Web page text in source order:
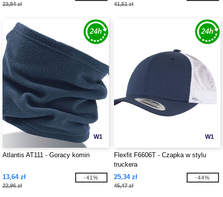
23,84 zł 41,51 zł
W1
Atlantis AT111 - Goracy komin
13,64 zł
22,96 zł
-41%
W1
Flexfit F6606T - Czapka w stylu
truckera
25,34 zł
45,47 zł
-44%